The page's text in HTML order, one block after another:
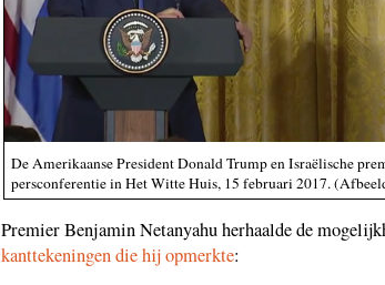
De Amerikaanse President Donald Trump en Israëlische
persconferentie in Het Witte Huis, 15 februari 2017.
Premier Benjamin Netanyahu herhaalde de
kanttekeningen die hij opmerkte: